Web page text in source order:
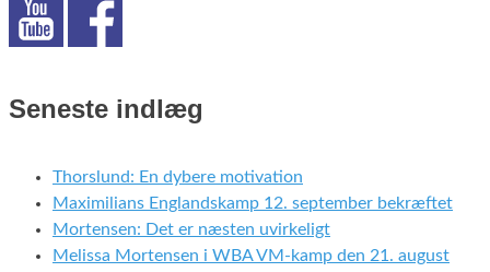
Seneste indlæg
Thorslund: En dybere motivation
Maximilians Englandskamp 12. september bekræftet
Mortensen: Det er næsten uvirkeligt
Melissa Mortensen i WBA VM-kamp den 21. august